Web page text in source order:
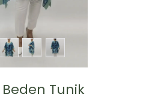
Tunik